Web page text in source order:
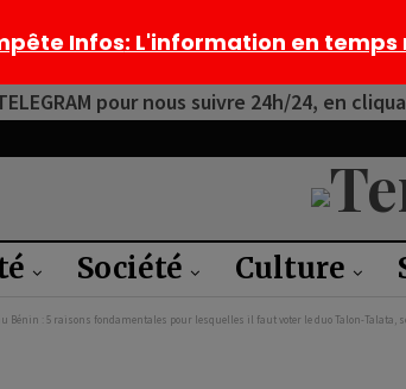
pour nous suivre 24h/24, en
Société Culture
: 5 raisons fondamentales pour lesquelles il faut voter le duo Talon-Talata,
Infos: L'information en